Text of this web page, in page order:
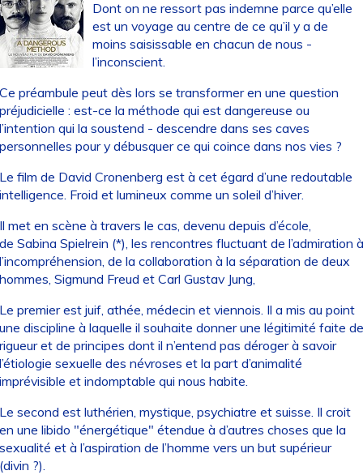
Dont on ne ressort pas indemne parce qu’elle
est un voyage au centre de ce qu’il y a de
moins saisissable en chacun de nous -
l’inconscient.
préambule peut dès lors se transformer en une question
: est-ce la méthode qui est dangereuse ou
qui la soustend - descendre dans ses caves
pour y débusquer ce qui coince dans nos vies ?
film de David Cronenberg est à cet égard d’une redoutable
Froid et lumineux comme un soleil d’hiver.
met en scène à travers le cas, devenu depuis d’école,
Sabina Spielrein (*), les rencontres fluctuant de l’admiration à
de la collaboration à la séparation de deux
Sigmund Freud et Carl Gustav Jung,
premier est juif, athée, médecin et viennois. Il a mis au point
discipline à laquelle il souhaite donner une légitimité faite de
et de principes dont il n’entend pas déroger à savoir
sexuelle des névroses et la part d’animalité
et indomptable qui nous habite.
second est luthérien, mystique, psychiatre et suisse. Il croit
une libido "énergétique" étendue à d’autres choses que la
et à l’aspiration de l’homme vers un but supérieur
?).